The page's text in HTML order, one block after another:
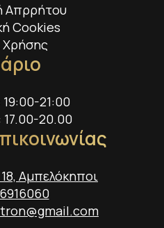
Απρρήτου
Cookies
21:00
20.00
Αμπελόκηποι